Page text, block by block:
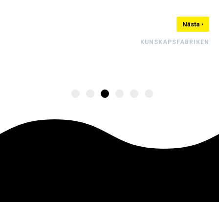
Nästa ›
KUNSKAPSFABRIKEN